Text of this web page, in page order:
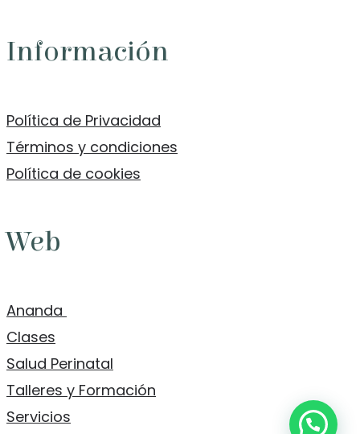
Información
Política de Privacidad
Términos y condiciones
Política de cookies
Web
Ananda
Clases
Salud Perinatal
Talleres y Formación
Servicios